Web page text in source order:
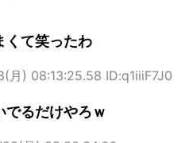
くて笑ったわ
月) 08:13:25.58 ID:q1iiiF7J0
でるだけやろｗ